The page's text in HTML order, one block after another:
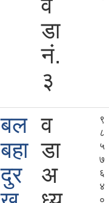
व
डा
नं.
३
बल
बहा
दुर
व
डा
अ
९
८
५
७
६
४
०